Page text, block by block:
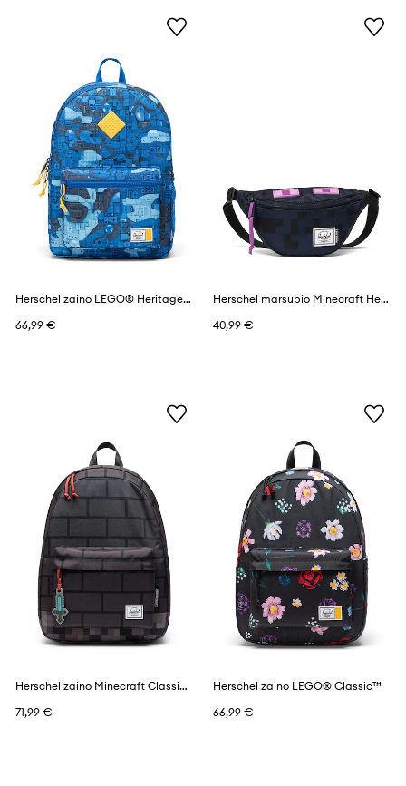
Herschel zaino LEGO® Heritage™
66,99 €
Herschel marsupio Minecraft Heritage™
40,99 €
Herschel zaino Minecraft Classic™
71,99 €
Herschel zaino LEGO® Classic™
66,99 €